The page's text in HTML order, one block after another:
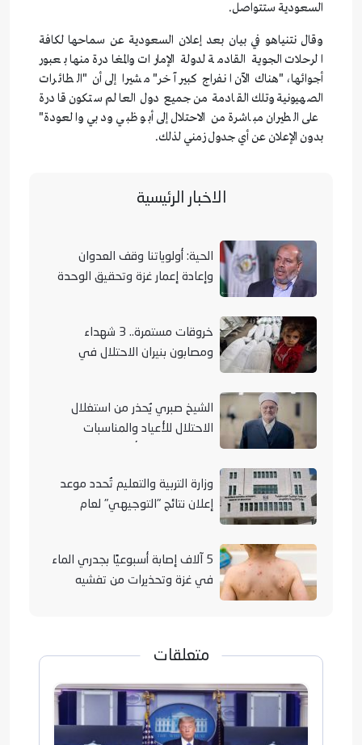
السعودية ستتواصل.
وقال نتنياهو في بيان بعد إعلان السعودية عن سماحها لكافة
الرحلات الجوية القادمة لدولة الإمارات والمغادرة منها بعبور
أجوائها، "هناك الآن انفراج كبير آخر" مشيرا إلى أن "الطائرات
الصهيونية وتلك القادمة من جميع دول العالم ستكون قادرة
على الطيران مباشرة من الاحتلال إلى أبو ظبي ودبي والعودة"
بدون الإعلان عن أي جدول زمني لذلك.
الاخبار الرئيسية
الحية: أولوياتنا وقف العدوان
وإعادة إعمار غزة وتحقيق الوحدة
خروقات مستمرة.. 3 شهداء
ومصابون بنيران الاحتلال في
الشيخ صبري يُحذر من استغلال
الاحتلال للأعياد والمناسبات
وزارة التربية والتعليم تُحدد موعد
إعلان نتائج "التوجيهي" لعام
5 آلاف إصابة أسبوعيًا بجدري الماء
في غزة وتحذيرات من تفشيه
متعلقات